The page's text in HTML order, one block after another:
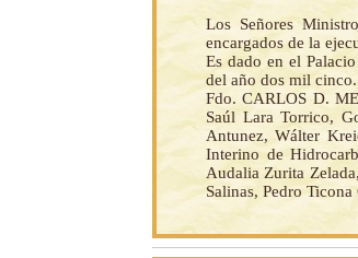
Los Señores
encargados de la
Es dado en el
del año dos mil cinco.
Fdo. CARLOS D.
Saúl Lara Torrico,
Antunez, Wálter
Interino de
Audalia Zurita
Salinas, Pedro Ticona